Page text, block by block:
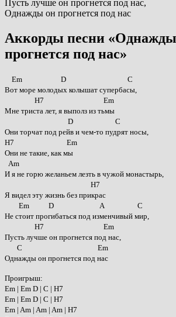
Пусть лучше он прогнется под нас,
Однажды он прогнется под нас
Аккорды песни
прогнется под нас»
Em D C
Вот море молодых колышат супербасы,
H7 Em
Мне триста лет, я выполз из тьмы
D C
Они торчат под рейв и чем-то пудрят носы,
H7 Em
Они не такие, как мы
Am
И я не горю желаньем лезть в чужой монастырь,
H7
Я видел эту жизнь без прикрас
Em D A C
Не стоит прогибаться под изменчивый мир,
H7 Em
Пусть лучше он прогнется под нас,
C Em
Однажды он прогнется под нас
Проигрыш:
Em | Em D | C | H7
Em | Em D | C | H7
Em | Am | Am | Am | H7